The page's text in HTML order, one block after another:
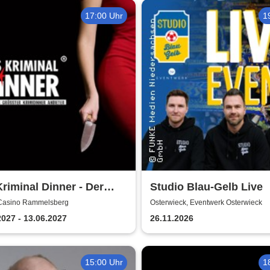
17:00 Uhr
Dinner - Der
Rammelsberg
- 13.06.2027
Studio Blau-Gelb Live
Osterwieck, Eventwerk Osterwieck
26.11.2026
15:00 Uhr